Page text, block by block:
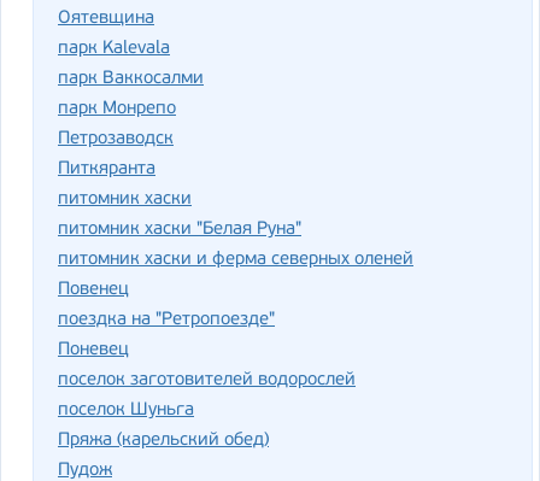
Оятевщина
парк Kalevala
парк Ваккосалми
парк Монрепо
Петрозаводск
Питкяранта
питомник хаски
питомник хаски "Белая Руна"
питомник хаски и ферма северных оленей
Повенец
поездка на "Ретропоезде"
Поневец
поселок заготовителей водорослей
поселок Шуньга
Пряжа (карельский обед)
Пудож